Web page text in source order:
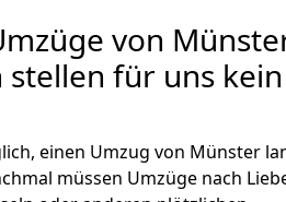
von
für uns kein
einen Umzug von Münster
müssen Umzüge nach